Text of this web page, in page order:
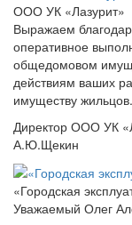
ООО УК «Лазурит»
Выражаем
оперативное
общедомовом
действиям ваших
имуществу жильцов.
Директор ООО УК
А.Ю.Щекин
«Городская
Уважаемый Олег